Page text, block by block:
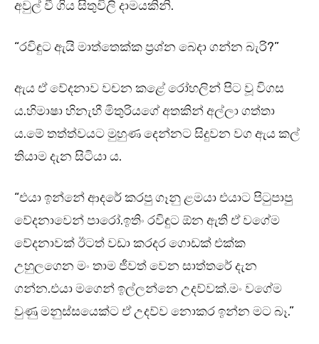
අවුල් වී ගිය සිතුවිලි දාමයකිනි.
“රවිඳුට ඇයි මාත්තෙක්ක ප්‍රශ්න බෙදා ගන්න බැරි?”
ඇය ඒ වේදනාව වචන කළේ රෝහලින් පිට වූ විගස
ය.හිමාෂා හිනැහී මිතුරියගේ අතකින් අල්ලා ගත්තා
ය.මේ තත්ත්වයට මුහුණ දෙන්නට සිදුවන වග ඇය කල්
තියාම දැන සිටියා ය.
“එයා ඉන්නේ ආදරේ කරපු ගෑනු ළමයා එයාට පිටුපාපු
වේදනාවෙන් පාරෝ.ඉතිං රවිඳුට ඕන ඇති ඒ වගේම
වේදනාවක් ඊටත් වඩා කරදර ගොඩක් එක්ක
උහුලගෙන මං තාම ජීවත් වෙන සාත්තරේ දැන
ගන්න.එයා මගෙන් ඉල්ලන්නෙ උදව්වක්.මං වගේම
වුණු මනුස්සයෙක්ට ඒ උදව්ව නොකර ඉන්න මට බෑ.”